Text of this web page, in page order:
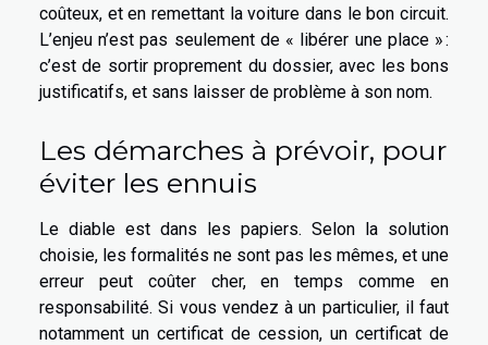
coûteux, et en remettant la voiture dans le bon circuit.
L’enjeu n’est pas seulement de « libérer une place » :
c’est de sortir proprement du dossier, avec les bons
justificatifs, et sans laisser de problème à son nom.
Les démarches à prévoir, pour
éviter les ennuis
Le diable est dans les papiers. Selon la solution
choisie, les formalités ne sont pas les mêmes, et une
erreur peut coûter cher, en temps comme en
responsabilité. Si vous vendez à un particulier, il faut
notamment un certificat de cession, un certificat de